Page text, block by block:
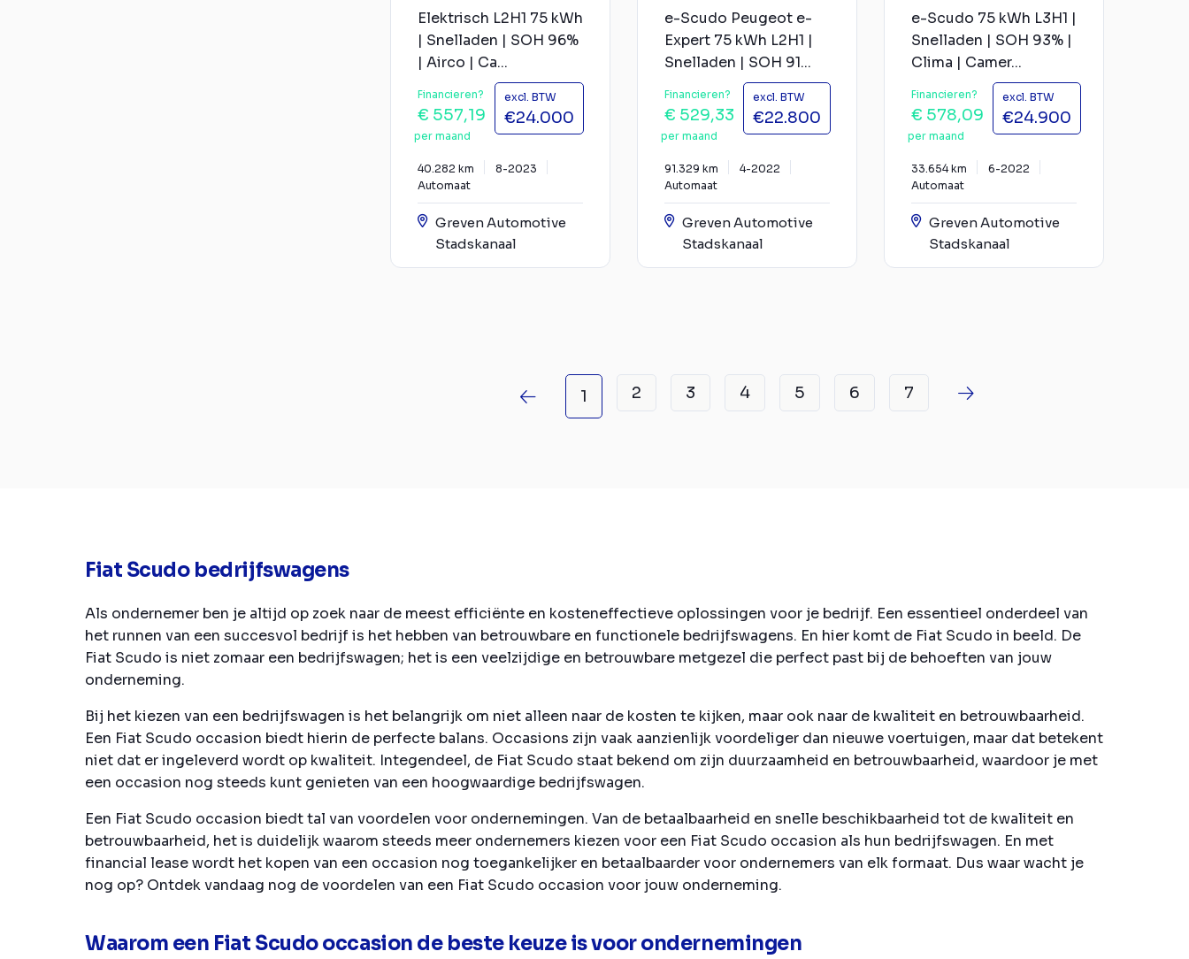
Elektrisch L2H1 75 kWh
| Snelladen | SOH 96%
| Airco | Ca...
Financieren?
€ 557,19
per maand
excl. BTW
€24.000
40.282 km
8-2023
Automaat
Greven Automotive
Stadskanaal
e-Scudo Peugeot e-
Expert 75 kWh L2H1 |
Snelladen | SOH 91...
Financieren?
€ 529,33
per maand
excl. BTW
€22.800
91.329 km
4-2022
Automaat
Greven Automotive
Stadskanaal
e-Scudo 75 kWh L3H1 |
Snelladen | SOH 93% |
Clima | Camer...
Financieren?
€ 578,09
per maand
excl. BTW
€24.900
33.654 km
6-2022
Automaat
Greven Automotive
Stadskanaal
1 2 3 4 5 6 7
Fiat Scudo bedrijfswagens
Als ondernemer ben je altijd op zoek naar de meest efficiënte en kosteneffectieve oplossingen voor je bedrijf. Een essentieel onderdeel van
het runnen van een succesvol bedrijf is het hebben van betrouwbare en functionele bedrijfswagens. En hier komt de Fiat Scudo in beeld. De
Fiat Scudo is niet zomaar een bedrijfswagen; het is een veelzijdige en betrouwbare metgezel die perfect past bij de behoeften van jouw
onderneming.
Bij het kiezen van een bedrijfswagen is het belangrijk om niet alleen naar de kosten te kijken, maar ook naar de kwaliteit en betrouwbaarheid.
Een Fiat Scudo occasion biedt hierin de perfecte balans. Occasions zijn vaak aanzienlijk voordeliger dan nieuwe voertuigen, maar dat betekent
niet dat er ingeleverd wordt op kwaliteit. Integendeel, de Fiat Scudo staat bekend om zijn duurzaamheid en betrouwbaarheid, waardoor je met
een occasion nog steeds kunt genieten van een hoogwaardige bedrijfswagen.
Een Fiat Scudo occasion biedt tal van voordelen voor ondernemingen. Van de betaalbaarheid en snelle beschikbaarheid tot de kwaliteit en
betrouwbaarheid, het is duidelijk waarom steeds meer ondernemers kiezen voor een Fiat Scudo occasion als hun bedrijfswagen. En met
financial lease wordt het kopen van een occasion nog toegankelijker en betaalbaarder voor ondernemers van elk formaat. Dus waar wacht je
nog op? Ontdek vandaag nog de voordelen van een Fiat Scudo occasion voor jouw onderneming.
Waarom een Fiat Scudo occasion de beste keuze is voor ondernemingen